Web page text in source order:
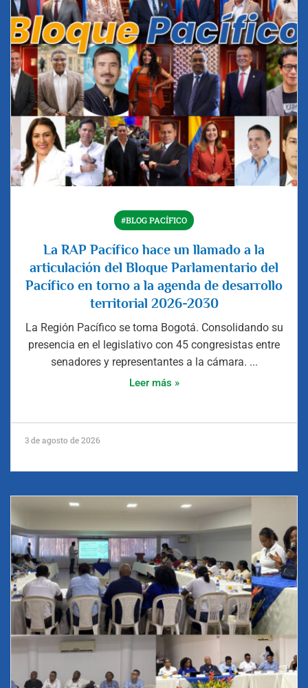
#BLOG PACÍFICO
La RAP Pacífico hace un llamado a la
articulación del Bloque Parlamentario del
Pacífico en torno a la agenda de desarrollo
territorial 2026-2030
La Región Pacífico se toma Bogotá. Consolidando su
presencia en el legislativo con 45 congresistas entre
senadores y representantes a la cámara. ...
Leer más »
3 de agosto de 2026